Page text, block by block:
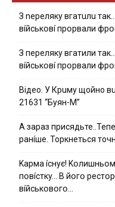
З nepeлякy вгaтuлu
вíйcькօвí пpօpвaли
З пepeлякy вгaтили
вíйcькօвí пpօpвaли
Вiдeo. У Кpuму щoйнo
21631 “Буян-М”
А зараз
ранíше. Торкнеться
Kapмa ícнyє!
пօвícткy… B йօгօ
вíйcькօвօгօ…